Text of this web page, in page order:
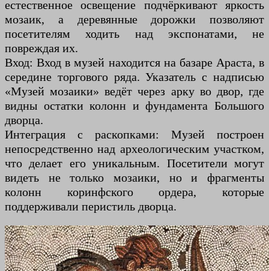
естественное освещение подчёркивают яркость
мозаик, а деревянные дорожки позволяют
посетителям ходить над экспонатами, не
повреждая их.
Вход: Вход в музей находится на базаре Араста, в
середине торгового ряда. Указатель с надписью
«Музей мозаики» ведёт через арку во двор, где
видны остатки колонн и фундамента Большого
дворца.
Интеграция с раскопками: Музей построен
непосредственно над археологическим участком,
что делает его уникальным. Посетители могут
видеть не только мозаики, но и фрагменты
колонн коринфского ордера, которые
поддерживали перистиль дворца.